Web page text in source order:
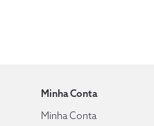
Minha Conta
Minha Conta